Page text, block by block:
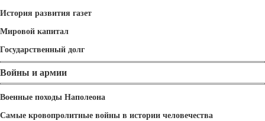
История развития газет
Мировой капитал
Государственный долг
Войны и армии
Военные походы Наполеона
Самые кровопролитные войны в истории человечества